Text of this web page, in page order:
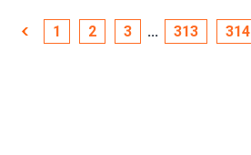
1 2 3 ... 313 314